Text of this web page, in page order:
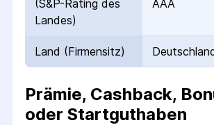
(S&P-Rating des
Landes)
AAA
Land (Firmensitz)
Prämie, Cashback,
oder Startguthaben